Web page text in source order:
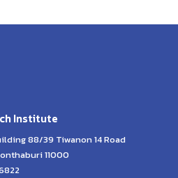
Institute
88/39 Tiwanon 14 Road
11000